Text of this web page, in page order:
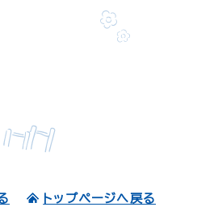
トップページへ戻る